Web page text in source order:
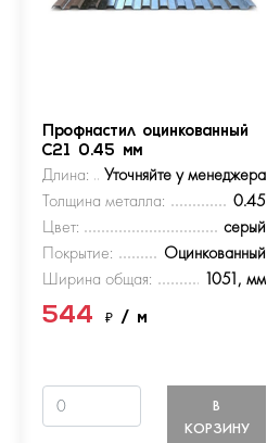
Профнастил оцинкованный
С21 0.45 мм
Длина:
Уточняйте у менеджера
Толщина металла:
0.45
Цвет:
серый
Покрытие:
Оцинкованный
Ширина общая:
1051, мм
544₽/ м
В
КОРЗИНУ